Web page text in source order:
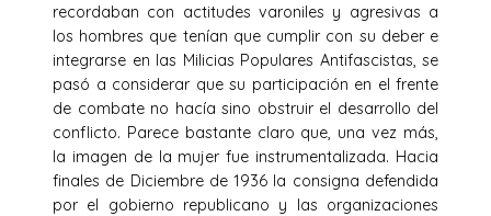
recordaban con actitudes varoniles y agresivas a
los hombres que tenían que cumplir con su deber e
integrarse en las Milicias Populares Antifascistas, se
pasó a considerar que su participación en el frente
de combate no hacía sino obstruir el desarrollo del
conflicto. Parece bastante claro que, una vez más,
la imagen de la mujer fue instrumentalizada. Hacia
finales de Diciembre de 1936 la consigna defendida
por el gobierno republicano y las organizaciones